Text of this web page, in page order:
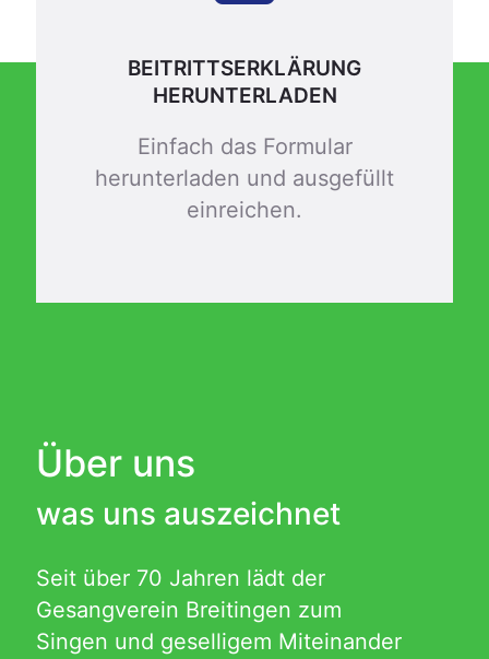
BEITRITTSERKLÄRUNG
HERUNTERLADEN
Einfach das Formular
herunterladen und ausgefüllt
einreichen.
Über uns
was uns auszeichnet
Seit über 70 Jahren lädt der
Gesangverein Breitingen zum
Singen und geselligem Miteinander